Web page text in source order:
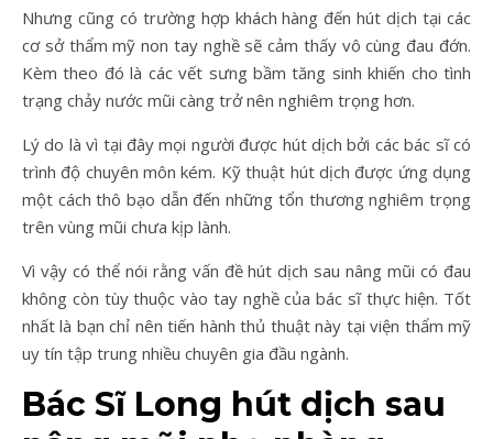
Nhưng cũng có trường hợp khách hàng đến hút dịch tại các
cơ sở thẩm mỹ non tay nghề sẽ cảm thấy vô cùng đau đớn.
Kèm theo đó là các vết sưng bầm tăng sinh khiến cho tình
trạng chảy nước mũi càng trở nên nghiêm trọng hơn.
Lý do là vì tại đây mọi người được hút dịch bởi các bác sĩ có
trình độ chuyên môn kém. Kỹ thuật hút dịch được ứng dụng
một cách thô bạo dẫn đến những tổn thương nghiêm trọng
trên vùng mũi chưa kịp lành.
Vì vậy có thể nói rằng vấn đề hút dịch sau nâng mũi có đau
không còn tùy thuộc vào tay nghề của bác sĩ thực hiện. Tốt
nhất là bạn chỉ nên tiến hành thủ thuật này tại viện thẩm mỹ
uy tín tập trung nhiều chuyên gia đầu ngành.
Bác Sĩ Long hút dịch sau